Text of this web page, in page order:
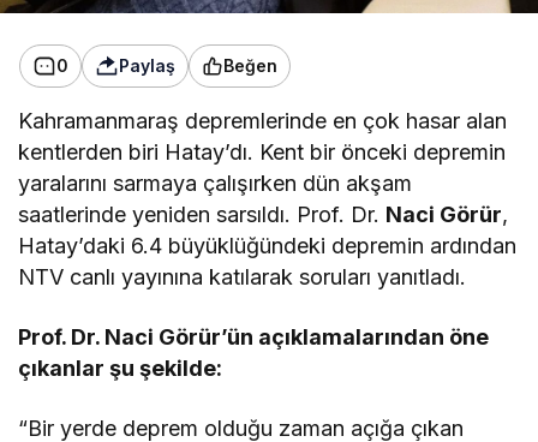
0 Paylaş Beğen
Kahramanmaraş depremlerinde en çok hasar alan
kentlerden biri Hatay’dı. Kent bir önceki depremin
yaralarını sarmaya çalışırken dün akşam
saatlerinde yeniden sarsıldı. Prof. Dr. Naci Görür,
Hatay’daki 6.4 büyüklüğündeki depremin ardından
NTV canlı yayınına katılarak soruları yanıtladı.
Prof. Dr. Naci Görür’ün açıklamalarından öne
çıkanlar şu şekilde:
“Bir yerde deprem olduğu zaman açığa çıkan